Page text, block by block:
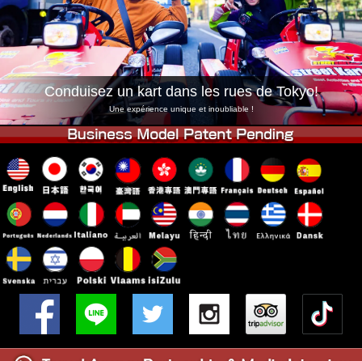
Tokyo Shinagawa Tokyo Akihabara#1
Tokyo Akihabara#2 Tokyo Shibuya
Tokyo Shibuya Annexe Baie de Tokyo
Tokyo Asakusa Osaka
Okinawa
Conduisez un kart dans les rues de Tokyo!
Une expérience unique et inoubliable !